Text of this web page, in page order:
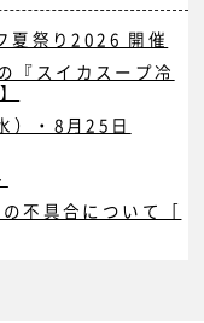
夏祭り2026 開催
『スイカスープ冷
）・8月25日
不具合について［